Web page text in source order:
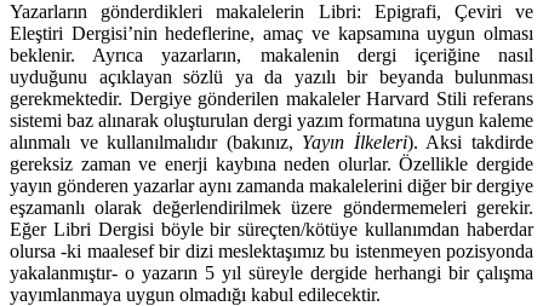
Yazarların gönderdikleri makalelerin Libri: Epigrafi, Çeviri ve
Eleştiri Dergisi’nin hedeflerine, amaç ve kapsamına uygun olması
beklenir. Ayrıca yazarların, makalenin dergi içeriğine nasıl
uyduğunu açıklayan sözlü ya da yazılı bir beyanda bulunması
gerekmektedir. Dergiye gönderilen makaleler Harvard Stili referans
sistemi baz alınarak oluşturulan dergi yazım formatına uygun kaleme
alınmalı ve kullanılmalıdır (bakınız, Yayın İlkeleri). Aksi takdirde
gereksiz zaman ve enerji kaybına neden olurlar. Özellikle dergide
yayın gönderen yazarlar aynı zamanda makalelerini diğer bir dergiye
eşzamanlı olarak değerlendirilmek üzere göndermemeleri gerekir.
Eğer Libri Dergisi böyle bir süreçten/kötüye kullanımdan haberdar
olursa -ki maalesef bir dizi meslektaşımız bu istenmeyen pozisyonda
yakalanmıştır- o yazarın 5 yıl süreyle dergide herhangi bir çalışma
yayımlanmaya uygun olmadığı kabul edilecektir.